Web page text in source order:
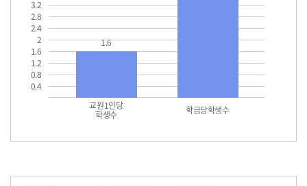
0.4
0.8
1.2
1.6
2
2.4
2.8
3.2
교원1인당
학생수 학급당학생수
1.6